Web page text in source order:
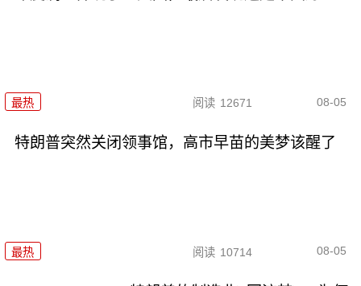
最热 阅读 12671 08-05
特朗普突然关闭领事馆，高市早苗的美梦该醒了
最热 阅读 10714 08-05